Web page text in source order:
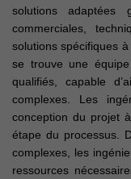
solutions
commerciales,
solutions spécifiques
se trouve une équipe
qualifiés, capable
complexes. Les
conception du projet
étape du processus.
complexes, les
ressources